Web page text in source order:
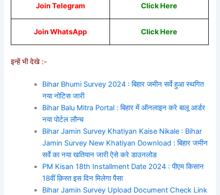
Join Telegram Click Here
Join WhatsApp Click Here
इन्हें भी देखे :-
Bihar Bhumi Survey 2024 : बिहार जमीन सर्वे हुआ स्थगित
नया नोटिस जारी
Bihar Balu Mitra Portal : बिहार में ऑनलाइन करे बालू आर्डर
नया पोर्टल लौन्च
Bihar Jamin Survey Khatiyan Kaise Nikale : Bihar
Jamin Survey New Khatiyan Download : बिहार जमीन
सर्वे का नया खतियान जारी ऐसे करे डाउनलोड
PM Kisan 18th Installment Date 2024 : पीएम किसान
18वीं क़िस्त इस दिन मिलेगा पैसा
Bihar Jamin Survey Upload Document Check Link